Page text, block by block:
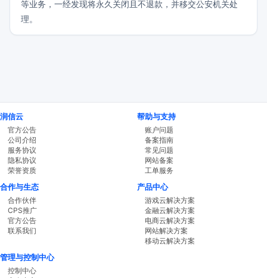
等业务，一经发现将永久关闭且不退款，并移交公安机关处
理。
润信云
官方公告
公司介绍
服务协议
隐私协议
荣誉资质
帮助与支持
账户问题
备案指南
常见问题
网站备案
工单服务
合作与生态
合作伙伴
CPS推广
官方公告
联系我们
产品中心
游戏云解决方案
金融云解决方案
电商云解决方案
网站解决方案
移动云解决方案
管理与控制中心
控制中心